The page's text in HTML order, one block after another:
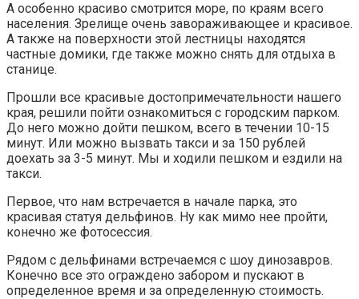
А особенно красиво смотрится море, по краям всего
населения. Зрелище очень завораживающее и красивое.
А также на поверхности этой лестницы находятся
частные домики, где также можно снять для отдыха в
станице.
Прошли все красивые достопримечательности нашего
края, решили пойти ознакомиться с городским парком.
До него можно дойти пешком, всего в течении 10-15
минут. Или можно вызвать такси и за 150 рублей
доехать за 3-5 минут. Мы и ходили пешком и ездили на
такси.
Первое, что нам встречается в начале парка, это
красивая статуя дельфинов. Ну как мимо нее пройти,
конечно же фотосессия.
Рядом с дельфинами встречаемся с шоу динозавров.
Конечно все это ограждено забором и пускают в
определенное время и за определенную стоимость.